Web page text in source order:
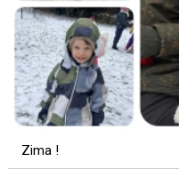
Zima !